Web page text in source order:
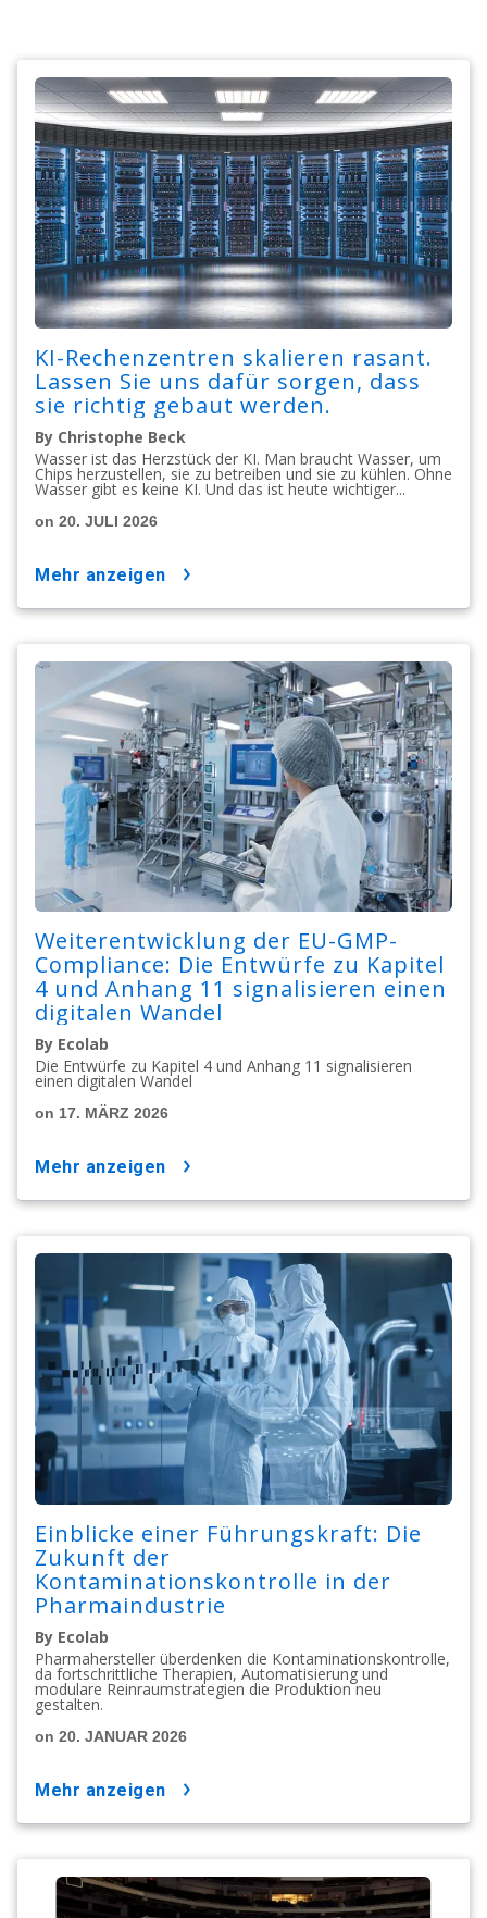
KI-Rechenzentren skalieren rasant.
Lassen Sie uns dafür sorgen, dass
sie richtig gebaut werden.
By Christophe Beck
Wasser ist das Herzstück der KI. Man braucht Wasser, um
Chips herzustellen, sie zu betreiben und sie zu kühlen. Ohne
Wasser gibt es keine KI. Und das ist heute wichtiger...
on 20. JULI 2026
mehr anzeigen
Weiterentwicklung der EU-GMP-
Compliance: Die Entwürfe zu Kapitel
4 und Anhang 11 signalisieren einen
digitalen Wandel
By Ecolab
Die Entwürfe zu Kapitel 4 und Anhang 11 signalisieren
einen digitalen Wandel
on 17. MÄRZ 2026
mehr anzeigen
Einblicke einer Führungskraft: Die
Zukunft der
Kontaminationskontrolle in der
Pharmaindustrie
By Ecolab
Pharmahersteller überdenken die Kontaminationskontrolle,
da fortschrittliche Therapien, Automatisierung und
modulare Reinraumstrategien die Produktion neu
gestalten.
on 20. JANUAR 2026
mehr anzeigen